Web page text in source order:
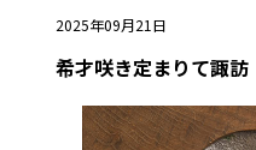
2025年09月21日
希才咲き定まりて諏